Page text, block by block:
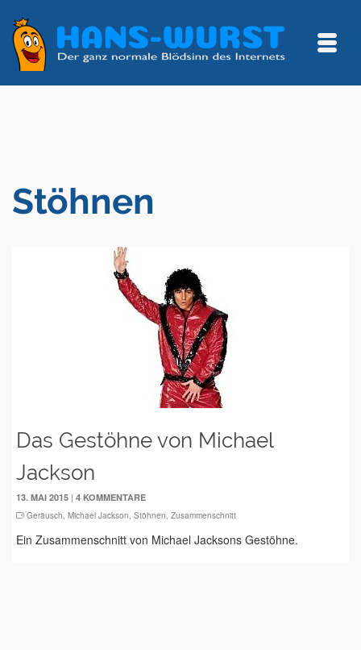
Stöhnen
Das Gestöhne von Michael
Jackson
13. MAI 2015 | 4 KOMMENTARE
Geräusch, Michael Jackson, Stöhnen, Zusammenschnitt
Ein Zusammenschnitt von Michael Jacksons Gestöhne.